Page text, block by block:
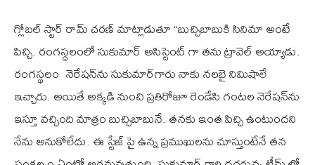
గ్లోబల్ స్టార్ రామ్ చరణ్ మాట్లాడుతూ ‘‘బుచ్చిబాబుకి సినిమా అంటే
పిచ్చి. రంగస్థలంలో సుకుమార్ అసిస్టెంట్ గా తను ట్రావెల్ అయ్యాడు.
రంగస్థలం నెరేషన్‌ను సుకుమార్‌గారు నాకు నలబై నిమిషాలే
ఇచ్చారు. అయితే అక్కడి నుంచి ప్రతిరోజూ రెండేసి గంటల నెరేషన్‌ను
ఇస్తూ వచ్చింది మాత్రం బుచ్చిబాబునే. తనకు ఇంత పిచ్చి ఉంటుందని
నేను అనుకోలేదు. ఈ స్టేజ్ పై ఉన్న ప్రముఖులను చూస్తుంటేనే తన